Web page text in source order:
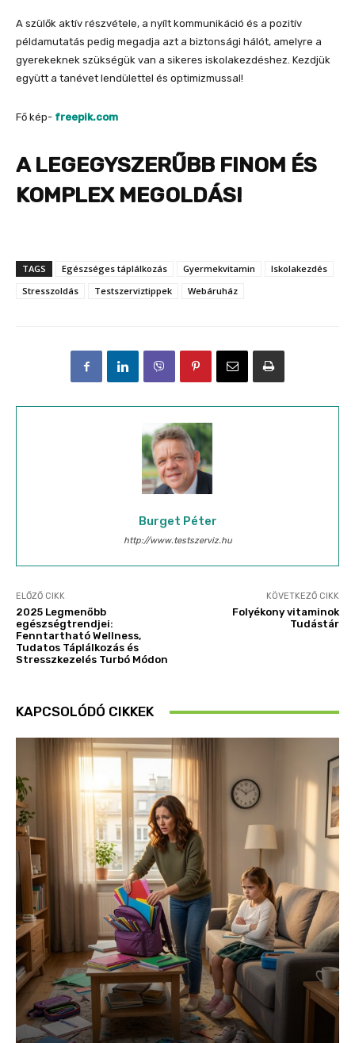
A szülők aktív részvétele, a nyílt kommunikáció és a pozitív
példamutatás pedig megadja azt a biztonsági hálót, amelyre a
gyerekeknek szükségük van a sikeres iskolakezdéshez. Kezdjük
együtt a tanévet lendülettel és optimizmussal!
Fő kép- freepik.com
A LEGEGYSZERŰBB FINOM ÉS
KOMPLEX MEGOLDÁS!
TAGS Egészséges táplálkozás Gyermekvitamin
Iskolakezdés
Stresszoldás
Testszerviztippek Webáruház
Burget Péter
http://www.testszerviz.hu
ELŐZŐ CIKK
2025 Legmenőbb
egészségtrendjei:
Fenntartható Wellness,
Tudatos Táplálkozás és
Stresszkezelés Turbó Módon
KÖVETKEZŐ CIKK
Folyékony vitaminok
Tudástár
KAPCSOLÓDÓ CIKKEK